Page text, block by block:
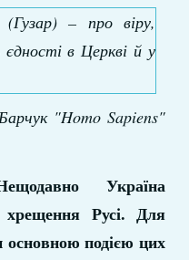
"Homo Sapiens"
Україна
хрещення Русі. Для
подією цих